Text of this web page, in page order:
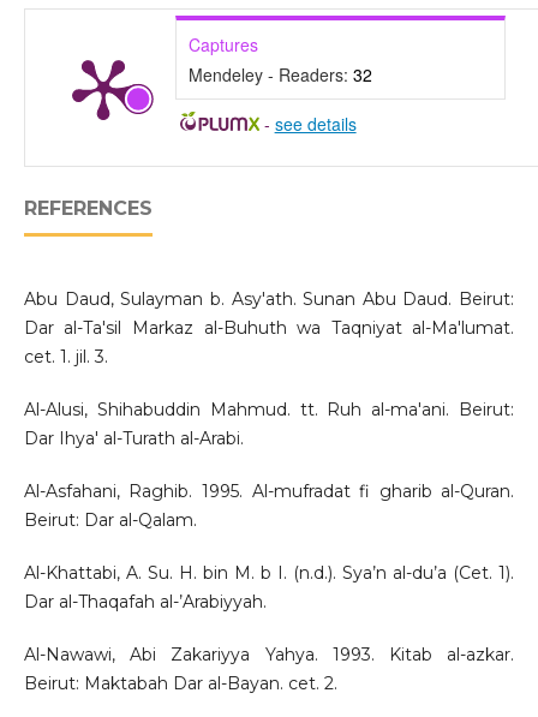
Captures
Mendeley - Readers: 32
- see details
REFERENCES
Abu Daud, Sulayman b. Asy'ath. Sunan Abu Daud. Beirut:
Dar al-Ta'sil Markaz al-Buhuth wa Taqniyat al-Ma'lumat.
cet. 1. jil. 3.
Al-Alusi, Shihabuddin Mahmud. tt. Ruh al-ma'ani. Beirut:
Dar Ihya' al-Turath al-Arabi.
Al-Asfahani, Raghib. 1995. Al-mufradat fi gharib al-Quran.
Beirut: Dar al-Qalam.
Al-Khattabi, A. Su. H. bin M. b I. (n.d.). Sya’n al-du’a (Cet. 1).
Dar al-Thaqafah al-’Arabiyyah.
Al-Nawawi, Abi Zakariyya Yahya. 1993. Kitab al-azkar.
Beirut: Maktabah Dar al-Bayan. cet. 2.